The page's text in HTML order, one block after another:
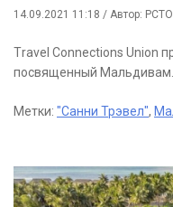
14.09.2021 11:18 / Автор: РСТО
Тravel Connections Union
посвященный Мальдивам.
Метки: "Санни Трэвел",